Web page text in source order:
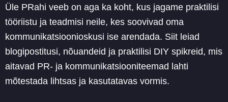
Üle PRahi veeb on aga ka koht, kus jagame praktilisi
tööriistu ja teadmisi neile, kes soovivad oma
kommunikatsioonioskusi ise arendada. Siit leiad
blogipostitusi, nõuandeid ja praktilisi DIY spikreid, mis
aitavad PR- ja kommunikatsiooniteemad lahti
mõtestada lihtsas ja kasutatavas vormis.